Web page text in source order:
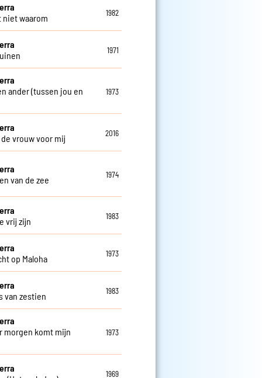
niet waarom
1982
1971
ander (tussen jou en
1973
vrouw voor mij
2016
van de zee
1974
vrij zijn
1983
op Maloha
1973
van zestien
1983
morgen komt mijn
1973
1969